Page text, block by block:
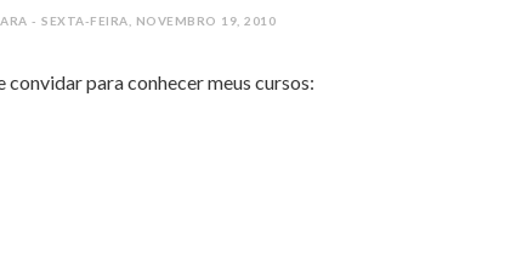
- SEXTA-FEIRA, NOVEMBRO 19, 2010
para conhecer meus cursos: